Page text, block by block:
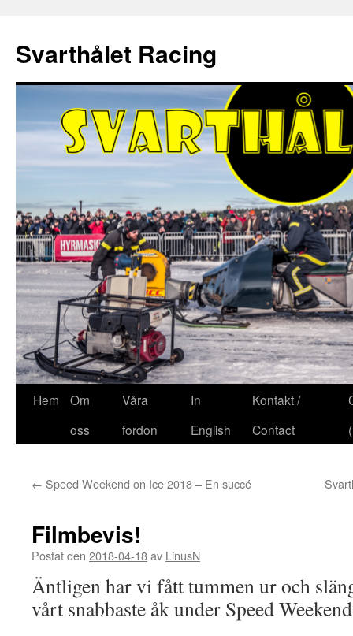
innehåll
Svarthålet Racing
Hem
Om
oss
Våra
fordon
In
English
Kontakt /
Contact
← Speed Weekend on Ice 2018 – En succé
Filmbevis!
Postat den 2018-04-18av LinusN
Äntligen har vi fått tummen ur och
vårt snabbaste åk under Speed